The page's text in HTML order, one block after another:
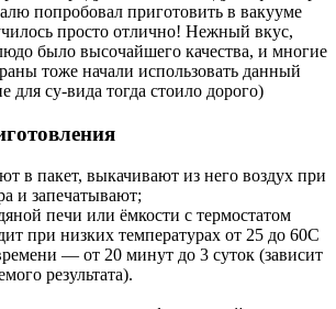
попробовал приготовить в вакууме
просто отлично! Нежный вкус,
было высочайшего качества, и многие
тоже начали использовать данный
для су-вида тогда стоило дорого)
в пакет, выкачивают из него воздух при
и запечатывают;
печи или ёмкости с термостатом
при низких температурах от 25 до 60С
— от 20 минут до 3 суток (зависит
результата).